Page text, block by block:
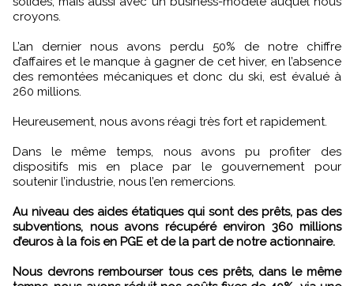
croyons.
L’an dernier nous avons perdu 50% de notre chiffre
d’affaires et le manque à gagner de cet hiver, en l’absence
des remontées mécaniques et donc du ski, est évalué à
260 millions.
Heureusement, nous avons réagi très fort et rapidement.
Dans le même temps, nous avons pu profiter des
dispositifs mis en place par le gouvernement pour
soutenir l’industrie, nous l’en remercions.
Au niveau des aides étatiques qui sont des prêts, pas des
subventions, nous avons récupéré environ 360 millions
d’euros à la fois en PGE et de la part de notre actionnaire.
Nous devrons rembourser tous ces prêts, dans le même